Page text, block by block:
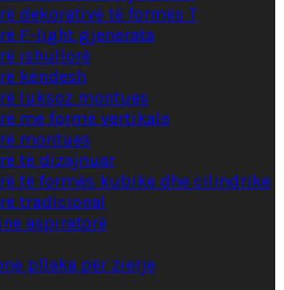
dekorativë të formës T
F-light gjenerata
ishullorë
këndesh
luksoz montues
me formë vertikale
montues
të dizajnuar
të formës kubike dhe cilindrike
tradicional
aspiratorë
pllaka për zierje